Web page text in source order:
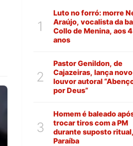
1
Luto no forró: morre
Araújo, vocalista da
Collo de Menina, aos
anos
2
Pastor Genildon, de
Cajazeiras, lança novo
louvor autoral
por Deus”
3
Homem é baleado
trocar tiros com a PM
durante suposto
Paraíba